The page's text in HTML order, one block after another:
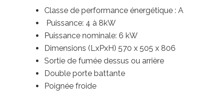
Classe de performance énergétique : A
Puissance: 4 à 8kW
Puissance nominale: 6 kW
Dimensions (LxPxH) 570 x 505 x 806
Sortie de fumée dessus ou arrière
Double porte battante
Poignée froide